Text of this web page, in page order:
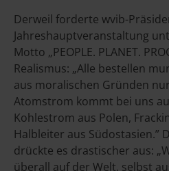
Derweil forderte wvib-
Jahreshauptveranstaltung
Motto „PEOPLE. PLANET.
Realismus: „Alle bestellen
aus moralischen Gründen
Atomstrom kommt bei uns
Kohlestrom aus Polen,
Halbleiter aus Südostasien.”
drückte es drastischer aus:
überall auf der Welt, selbst